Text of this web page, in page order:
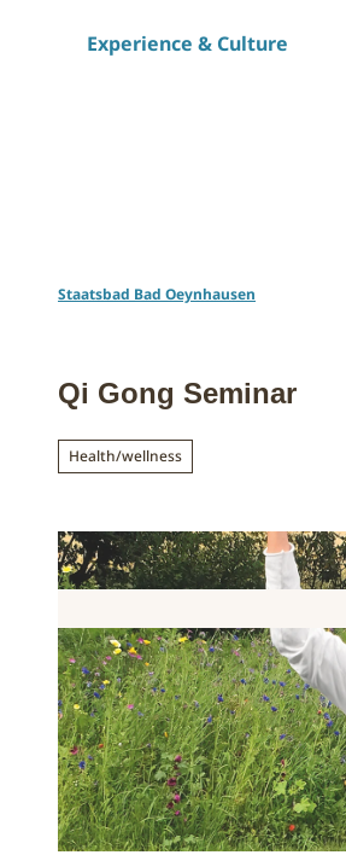
Experience & Culture
Staatsbad Bad Oeynhausen
Qi Gong Seminar
Health/wellness